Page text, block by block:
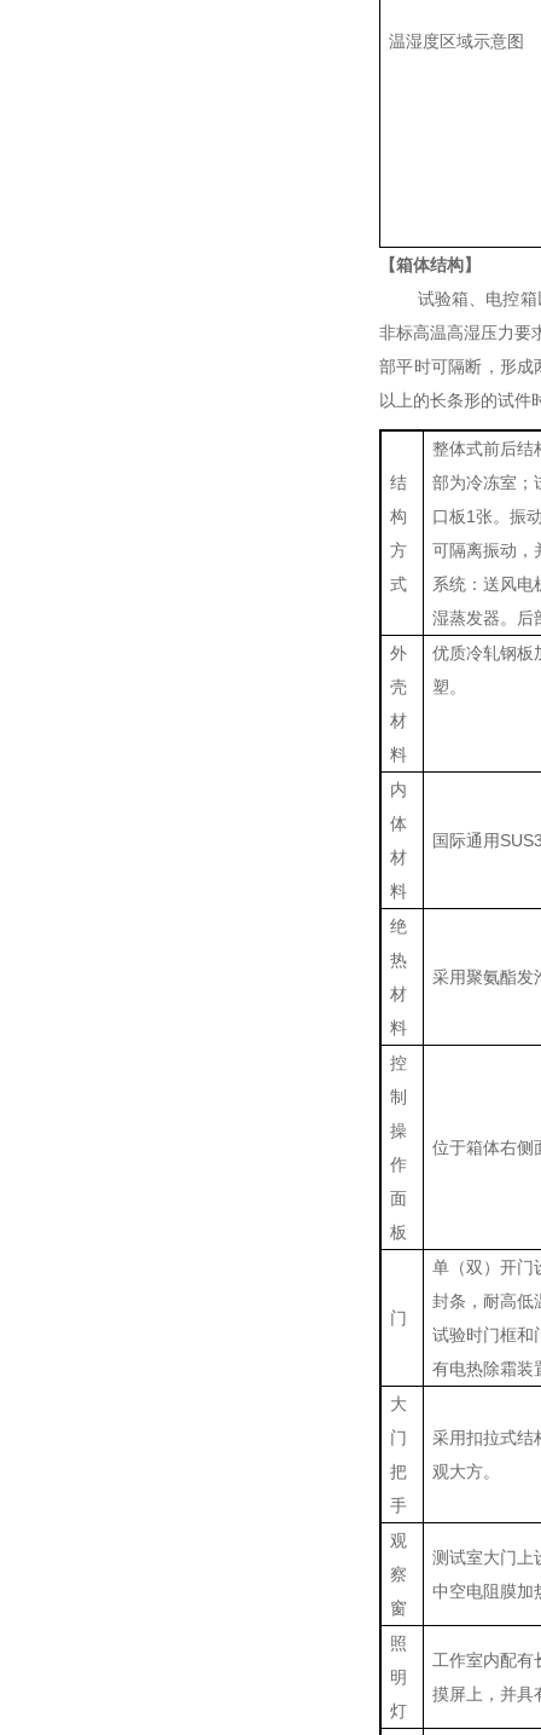
温湿度区域示意图
【箱体结构】
试验箱、电控
非标高温高湿压力要
部平时可隔断，形成
以上的长条形的试件
结
构
方
式
整体式前后结
部为冷冻室；
口板1张。振
可隔离振动，
系统：送风电
湿蒸发器。后
外
壳
材
料
优质冷轧钢板
塑。
内
体
材
料
国际通用
绝
热
材
料
采用聚氨酯发
控
制
操
作
面
板
位于箱体右侧
门
单（双）开门
封条，耐高低
试验时门框和
有电热除霜装
大
门
把
手
采用扣拉式结
观大方。
观
察
窗
测试室大门上
中空电阻膜加
照
明
灯
工作室内配有
摸屏上，并具